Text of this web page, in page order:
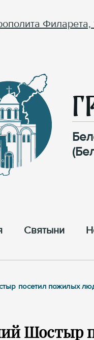
Филарета,
Cвятыни
посетил пожилых
Шостыр